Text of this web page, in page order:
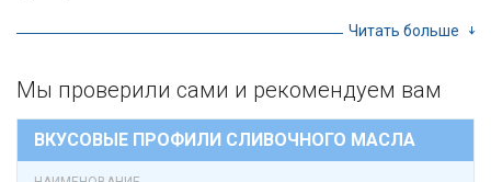
Читать больше
Мы проверили сами и рекомендуем вам
ВКУСОВЫЕ ПРОФИЛИ СЛИВОЧНОГО МАСЛА